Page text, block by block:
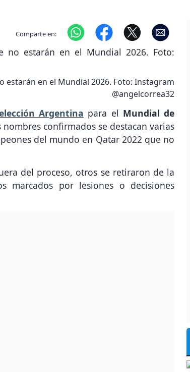
Comparte en:
estarán en el Mundial 2026. Foto: Instagram
@angelcorrea32
Argentina para el Mundial de
nombres confirmados se destacan varias
del mundo en Qatar 2022 que no
del proceso, otros se retiraron de la
marcados por lesiones o decisiones